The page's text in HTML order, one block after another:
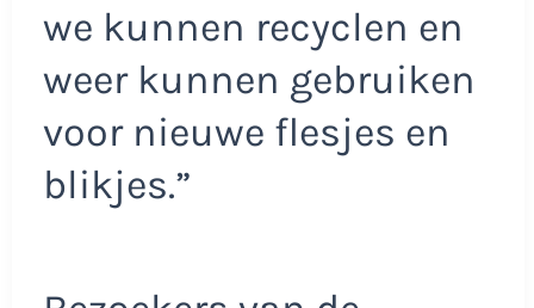
we kunnen recyclen en
weer kunnen gebruiken
voor nieuwe flesjes en
blikjes.”